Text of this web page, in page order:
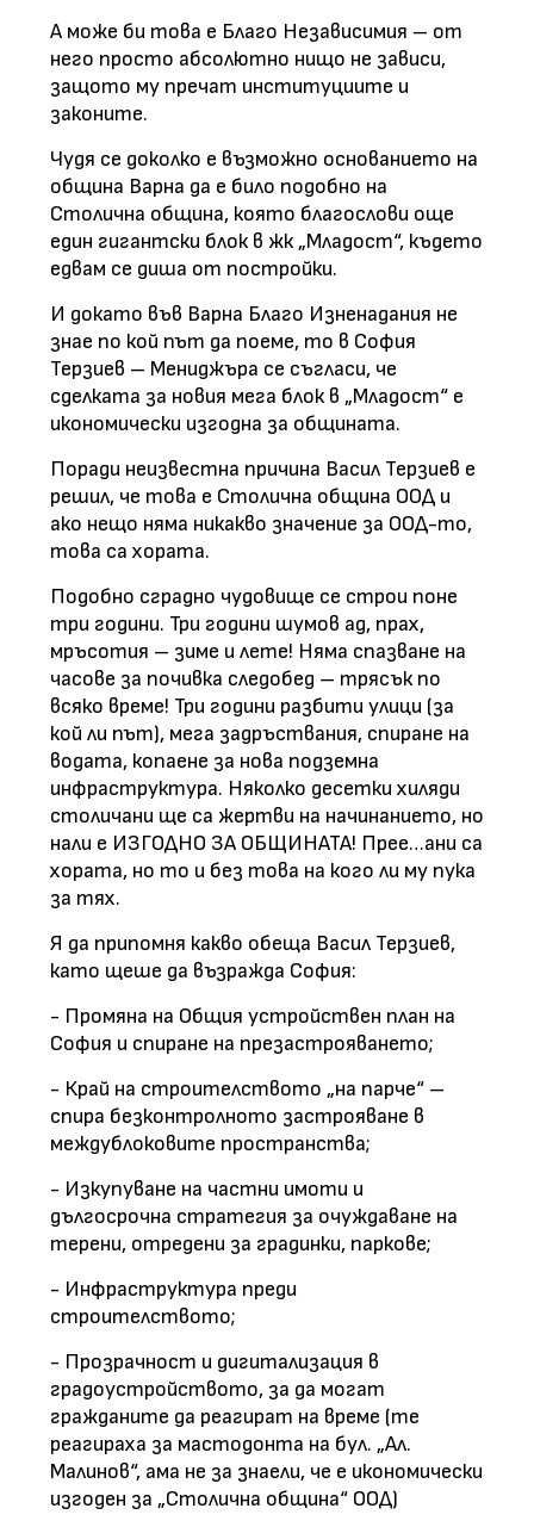
А може би това е Благо Независимия – от
него просто абсолютно нищо не зависи,
защото му пречат институциите и
законите.
Чудя се доколко е възможно основанието на
община Варна да е било подобно на
Столична община, която благослови още
един гигантски блок в жк „Младост“, където
едвам се диша от постройки.
И докато във Варна Благо Изненадания не
знае по кой път да поеме, то в София
Терзиев – Мениджъра се съгласи, че
сделката за новия мега блок в „Младост“ е
икономически изгодна за общината.
Поради неизвестна причина Васил Терзиев е
решил, че това е Столична община ООД и
ако нещо няма никакво значение за ООД-то,
това са хората.
Подобно сградно чудовище се строи поне
три години. Три години шумов ад, прах,
мръсотия – зиме и лете! Няма спазване на
часове за почивка следобед – трясък по
всяко време! Три години разбити улици (за
кой ли път), мега задръствания, спиране на
водата, копаене за нова подземна
инфраструктура. Няколко десетки хиляди
столичани ще са жертви на начинанието, но
нали е ИЗГОДНО ЗА ОБЩИНАТА! Прее…ани са
хората, но то и без това на кого ли му пука
за тях.
Я да припомня какво обеща Васил Терзиев,
като щеше да възражда София:
- Промяна на Общия устройствен план на
София и спиране на презастрояването;
- Край на строителството „на парче“ –
спира безконтролното застрояване в
междублоковите пространства;
- Изкупуване на частни имоти и
дългосрочна стратегия за очуждаване на
терени, отредени за градинки, паркове;
- Инфраструктура преди
строителството;
- Прозрачност и дигитализация в
градоустройството, за да могат
гражданите да реагират на време (те
реагираха за мастодонта на бул. „Ал.
Малинов“, ама не за знаели, че е икономически
изгоден за „Столична община“ ООД)